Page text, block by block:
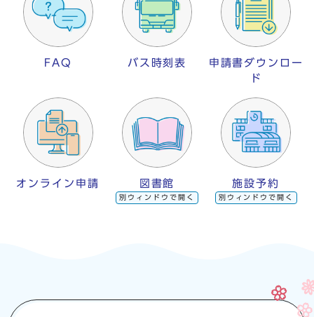
FAQ バス時刻表
申請書ダウンロー
ド
オンライン申請 図書館
別ウィンドウで開く
施設予約
別ウィンドウで開く